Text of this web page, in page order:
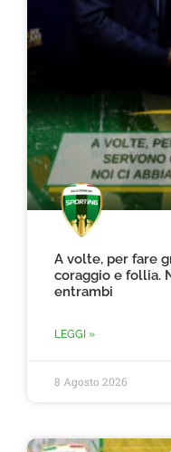
A volte, per fare
coraggio e follia.
entrambi
LEGGI »
8 Agosto 2026